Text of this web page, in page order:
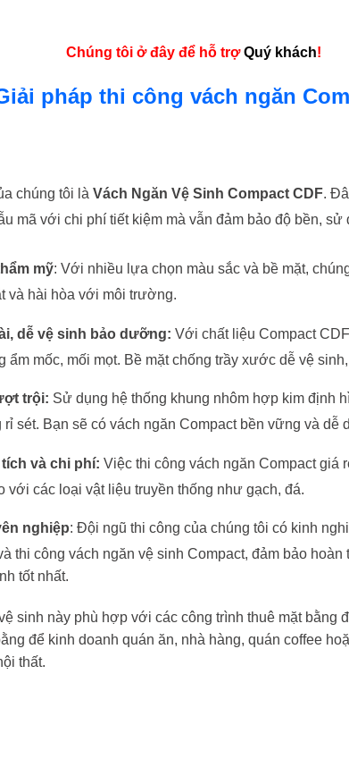
Chúng tôi ở đây để hỗ trợQuý khách!
pháp thi công vách ngăn
chúng tôi là Vách Ngăn Vệ Sinh Compact CDF.
mã với chi phí tiết kiệm mà vẫn đảm bảo độ bền, sử
mỹ: Với nhiều lựa chọn màu sắc và bề mặt,
và hài hòa với môi trường.
dễ vệ sinh bảo dưỡng: Với chất liệu Compact
ẩm mốc, mối mọt. Bề mặt chống trầy xước dễ vệ
trội: Sử dụng hệ thống khung nhôm hợp kim định
rỉ sét. Bạn sẽ có vách ngăn Compact bền vững và dễ
và chi phí: Việc thi công vách ngăn Compact giá
với các loại vật liệu truyền thống như gạch, đá.
nghiệp: Đội ngũ thi công của chúng tôi có kinh
thi công vách ngăn vệ sinh Compact, đảm bảo
tốt nhất.
sinh này phù hợp với các công trình thuê mặt bằng
để kinh doanh quán ăn, nhà hàng, quán coffee
thất.